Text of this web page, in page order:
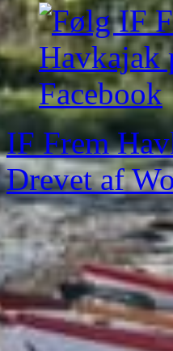
IF Frem
Drevet af